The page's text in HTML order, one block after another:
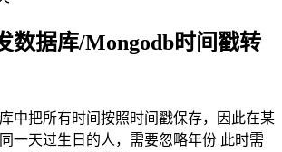
数据库/Mongodb时间戳转
中把所有时间按照时间戳保存，因此在某
一天过生日的人，需要忽略年份 此时需